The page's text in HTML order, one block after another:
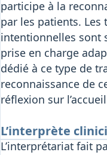
participe à la
par les patients.
intentionnelles sont
prise en charge
dédié à ce type de
reconnaissance de
réflexion sur
L’interprète
L’interprétariat fait